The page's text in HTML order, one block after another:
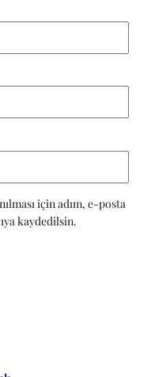
için adım, e-posta
kaydedilsin.